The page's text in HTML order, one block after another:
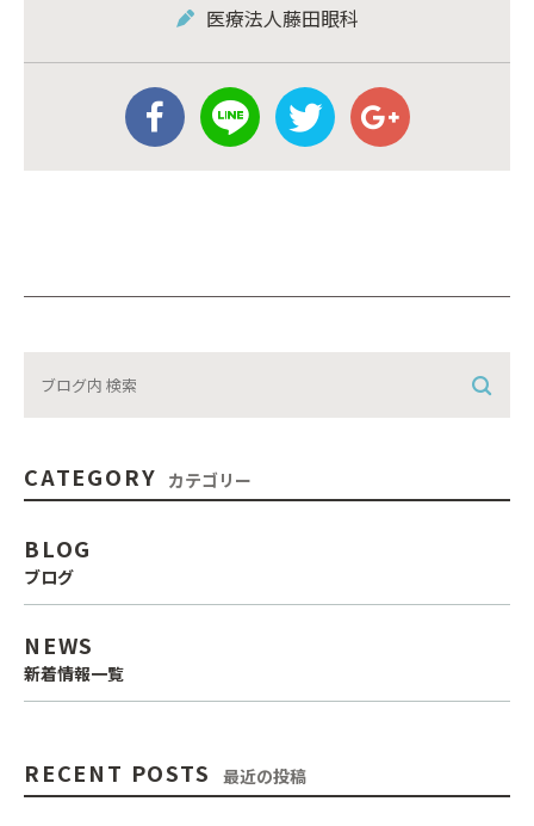
医療法人藤田眼科
CATEGORY カテゴリー
BLOG
ブログ
NEWS
新着情報一覧
RECENT POSTS 最近の投稿